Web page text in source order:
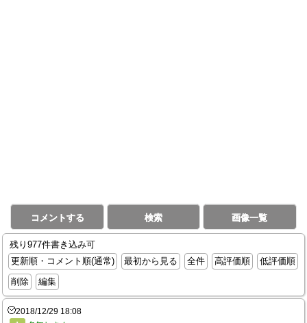
コメントする 検索 画像一覧
残り977件書き込み可
更新順・コメント順(通常)
最初から見る 全件 高評価順
低評価順
削除
編集
2018/12/29 18:08